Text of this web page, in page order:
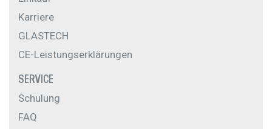
Karriere
GLASTECH
CE-Leistungserklärungen
SERVICE
Schulung
FAQ